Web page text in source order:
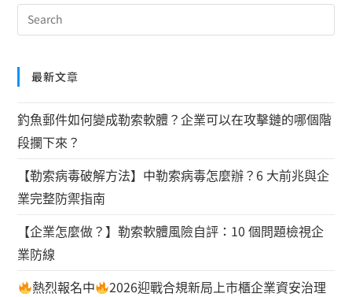
最新文章
釣魚郵件如何變成勒索軟體？企業可以在攻擊鏈的哪個階
段攔下來？
【勒索病毒破解方法】中勒索病毒怎麼辦？6 大前兆與企
業完整防禦指南
【企業怎麼做？】勒索軟體風險自評：10 個問題檢視企
業防線
熱烈報名中
2026迎戰合規新局上市櫃企業資安治理